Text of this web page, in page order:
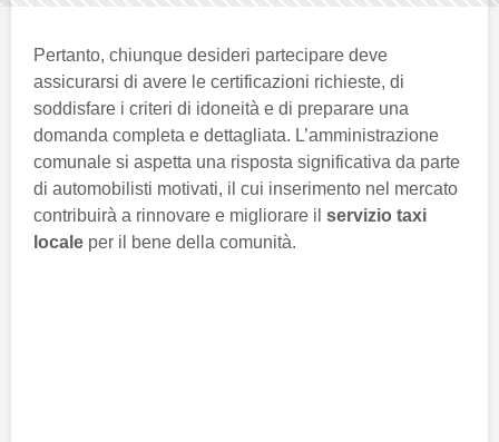
Pertanto, chiunque desideri partecipare deve
assicurarsi di avere le certificazioni richieste, di
soddisfare i criteri di idoneità e di preparare una
domanda completa e dettagliata. L’amministrazione
comunale si aspetta una risposta significativa da parte
di automobilisti motivati, il cui inserimento nel mercato
contribuirà a rinnovare e migliorare il servizio taxi
locale per il bene della comunità.